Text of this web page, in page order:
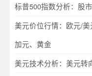
标普500指数分析：股
美元价位行情：欧元/
加元、黄金
美元技术分析：美元转